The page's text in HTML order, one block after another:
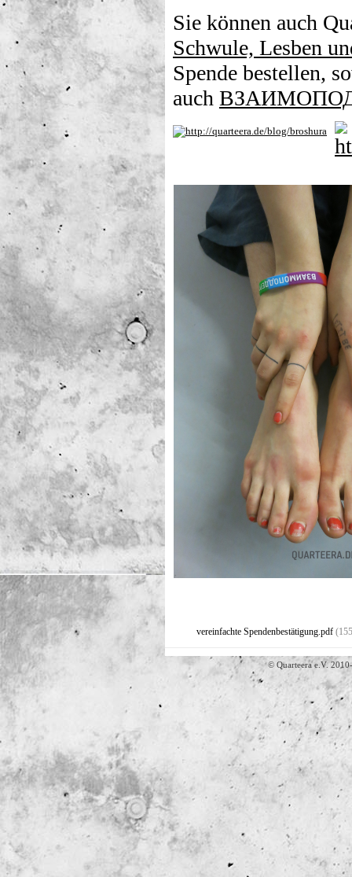
Sie können auch
Schwule, Lesben
Spende bestellen,
auch
vereinfachte Spendenbestätigung.pdf
© Quarteera e.V. 2010-